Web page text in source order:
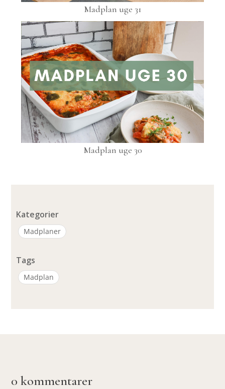
Madplan uge 31
Madplan uge 30
Kategorier
Madplaner
Tags
Madplan
0 kommentarer